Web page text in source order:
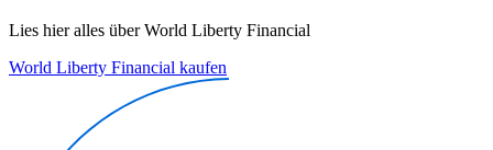
Lies hier alles über World Liberty Financial
World Liberty Financial kaufen